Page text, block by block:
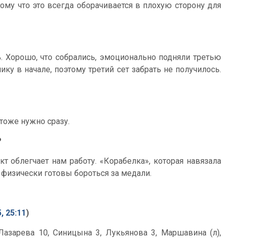
что это всегда оборачивается в плохую сторону для
что собрались, эмоционально подняли третью
в начале, поэтому третий сет забрать не получилось.
нужно сразу.
нам работу. «Корабелка», которая навязала
готовы бороться за медали.
25:11)
10, Синицына 3, Лукьянова 3, Маршавина (л),